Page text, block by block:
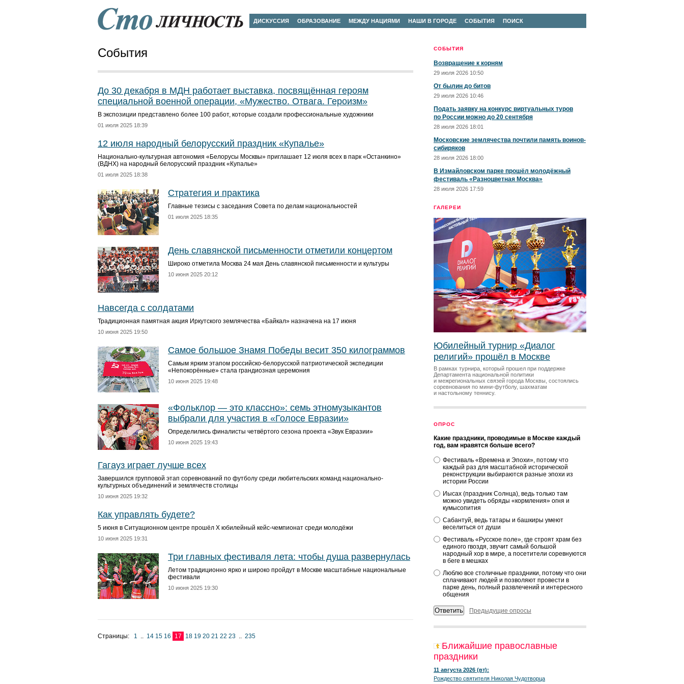
ДИСКУССИЯ ОБРАЗОВАНИЕ МЕЖДУ НАЦИЯМИ НАШИ В ГОРОДЕ СОБЫТИЯ ПОИСК
СОБЫТИЯ
Возвращение к корням
29 июля 2026 10:50
От былин до битов
29 июля 2026 10:46
Подать заявку на конкурс виртуальных туров
по России можно до 20 сентября
28 июля 2026 18:01
Московские землячества почтили память воинов-
сибиряков
28 июля 2026 18:00
В Измайловском парке прошёл молодёжный
фестиваль «Разноцветная Москва»
28 июля 2026 17:59
ГАЛЕРЕИ
Юбилейный турнир «Диалог
религий» прошёл в Москве
В рамках турнира, который прошел при поддержке
Департамента национальной политики
и межрегиональных связей города Москвы, состоялись
соревнования по мини-футболу, шахматам
и настольному теннису.
ОПРОС
Какие праздники, проводимые в Москве каждый
год, вам нравятся больше всего?
Фестиваль «Времена и Эпохи», потому что
каждый раз для масштабной исторической
реконструкции выбираются разные эпохи из
истории России
Иысах (праздник Солнца), ведь только там
можно увидеть обряды «кормления» огня и
кумысопития
Сабантуй, ведь татары и башкиры умеют
веселиться от души
Фестиваль «Русское поле», где строят храм без
единого гвоздя, звучит самый большой
народный хор в мире, а посетители соревнуются
в беге в мешках
Люблю все столичные праздники, потому что они
сплачивают людей и позволяют провести в
парке день, полный развлечений и интересного
общения
Предыдущие опросы
Ближайшие православные
праздники
11 августа 2026 (вт):
Рождество святителя Николая Чудотворца
События
До 30 декабря в МДН работает выставка, посвящённая героям
специальной военной операции, «Мужество. Отвага. Героизм»
В экспозиции представлено более 100 работ, которые создали профессиональные художники
01 июля 2025 18:39
12 июля народный белорусский праздник «Купалье»
Национально-культурная автономия «Белорусы Москвы» приглашает 12 июля всех в парк «Останкино»
(ВДНХ) на народный белорусский праздник «Купалье»
01 июля 2025 18:38
Стратегия и практика
Главные тезисы с заседания Совета по делам национальностей
01 июля 2025 18:35
День славянской письменности отметили концертом
Широко отметила Москва 24 мая День славянской письменности и культуры
10 июня 2025 20:12
Навсегда с солдатами
Традиционная памятная акция Иркутского землячества «Байкал» назначена на 17 июня
10 июня 2025 19:50
Самое большое Знамя Победы весит 350 килограммов
Самым ярким этапом российско-белорусской патриотической экспедиции
«Непокорённые» стала грандиозная церемония
10 июня 2025 19:48
«Фольклор — это классно»: семь этномузыкантов
выбрали для участия в «Голосе Евразии»
Определились финалисты четвёртого сезона проекта «Звук Евразии»
10 июня 2025 19:43
Гагауз играет лучше всех
Завершился групповой этап соревнований по футболу среди любительских команд национально-
культурных объединений и землячеств столицы
10 июня 2025 19:32
Как управлять будете?
5 июня в Ситуационном центре прошёл X юбилейный кейс-чемпионат среди молодёжи
10 июня 2025 19:31
Три главных фестиваля лета: чтобы душа развернулась
Летом традиционно ярко и широко пройдут в Москве масштабные национальные
фестивали
10 июня 2025 19:30
Страницы: 1 .. 14 15 16 17 18 19 20 21 22 23 .. 235